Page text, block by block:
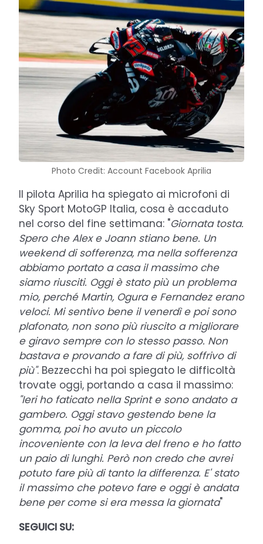
Photo Credit: Account Facebook Aprilia
Il pilota Aprilia ha spiegato ai microfoni di
Sky Sport MotoGP Italia, cosa è accaduto
nel corso del fine settimana: "Giornata tosta.
Spero che Alex e Joann stiano bene. Un
weekend di sofferenza, ma nella sofferenza
abbiamo portato a casa il massimo che
siamo riusciti. Oggi è stato più un problema
mio, perché Martin, Ogura e Fernandez erano
veloci. Mi sentivo bene il venerdì e poi sono
plafonato, non sono più riuscito a migliorare
e giravo sempre con lo stesso passo. Non
bastava e provando a fare di più, soffrivo di
più". Bezzecchi ha poi spiegato le difficoltà
trovate oggi, portando a casa il massimo:
"Ieri ho faticato nella Sprint e sono andato a
gambero. Oggi stavo gestendo bene la
gomma, poi ho avuto un piccolo
incoveniente con la leva del freno e ho fatto
un paio di lunghi. Però non credo che avrei
potuto fare più di tanto la differenza. E' stato
il massimo che potevo fare e oggi è andata
bene per come si era messa la giornata"
SEGUICI SU: